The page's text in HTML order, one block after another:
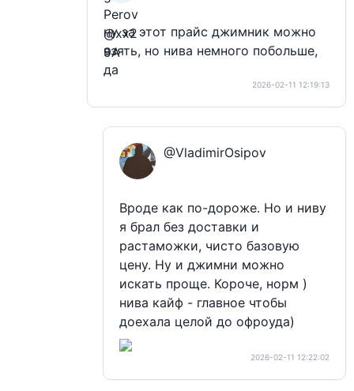
ну за этот прайс джимник можно
взять, но нива немного побольше,
да
2026-02-11 12:19:13
@VladimirOsipov
Вроде как по-дороже. Но и ниву
я брал без доставки и
растаможки, чисто базовую
цену. Ну и джимни можно
искать проще. Короче, норм )
нива кайф - главное чтобы
доехала целой до офроуда)
2026-02-11 12:22:02